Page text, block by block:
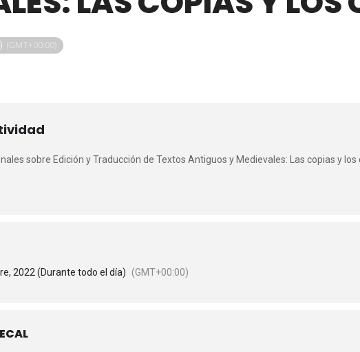
(GMT+00:00)
sobre Edición y Traducción de Textos Antiguos y Medievales: Las copias y los
2022 (Durante todo el día) (GMT+00:00)